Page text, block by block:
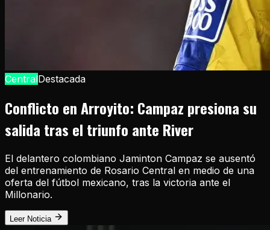
CentralDestacada
Conflicto en Arroyito: Campaz presiona su
salida tras el triunfo ante River
El delantero colombiano Jaminton Campaz se ausentó
del entrenamiento de Rosario Central en medio de una
oferta del fútbol mexicano, tras la victoria ante el
Millonario.
Leer Noticia